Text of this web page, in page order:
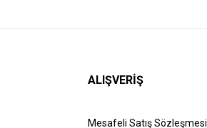
ALIŞVERİŞ
Mesafeli Satış Sözleşmesi